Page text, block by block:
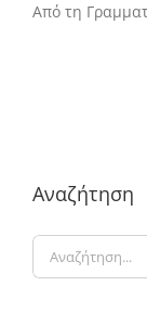
Από τη
Αναζήτηση
Αναζήτηση
για: